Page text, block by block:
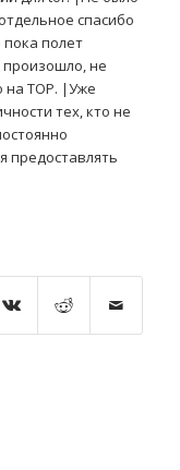
спасибо
полет
не
на ТОР. |Уже
тех, кто не
предоставлять